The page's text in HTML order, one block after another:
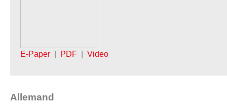
E-Paper PDF Video
Allemand